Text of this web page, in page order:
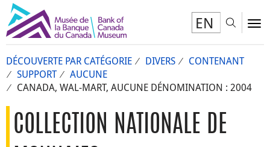
EN
DÉCOUVERTE PAR CATÉGORIE DIVERS
CONTENANT
SUPPORT
AUCUNE
CANADA, WAL-MART, AUCUNE DÉNOMINATION : 2004
COLLECTION NATIONALE DE